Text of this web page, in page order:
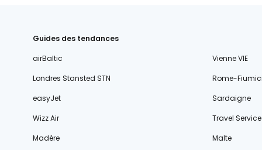
Guides des tendances
airBaltic
Vienne VIE
Londres Stansted STN
Rome-
easyJet
Sardaigne
Wizz Air
Travel Service
Madère
Malte